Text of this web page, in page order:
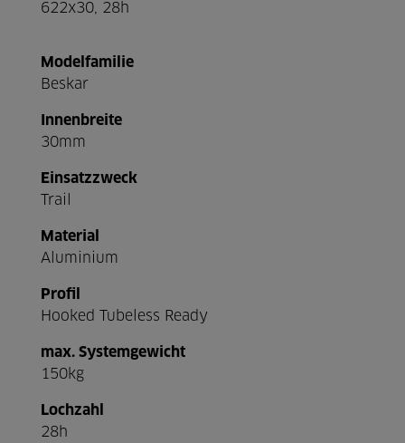
622x30, 28h
Modelfamilie
Beskar
Innenbreite
30mm
Einsatzzweck
Trail
Material
Aluminium
Profil
Hooked Tubeless Ready
max. Systemgewicht
150kg
Lochzahl
28h